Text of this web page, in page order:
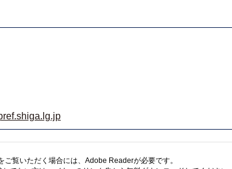
ご覧いただく場合には、Adobe Readerが必要です。